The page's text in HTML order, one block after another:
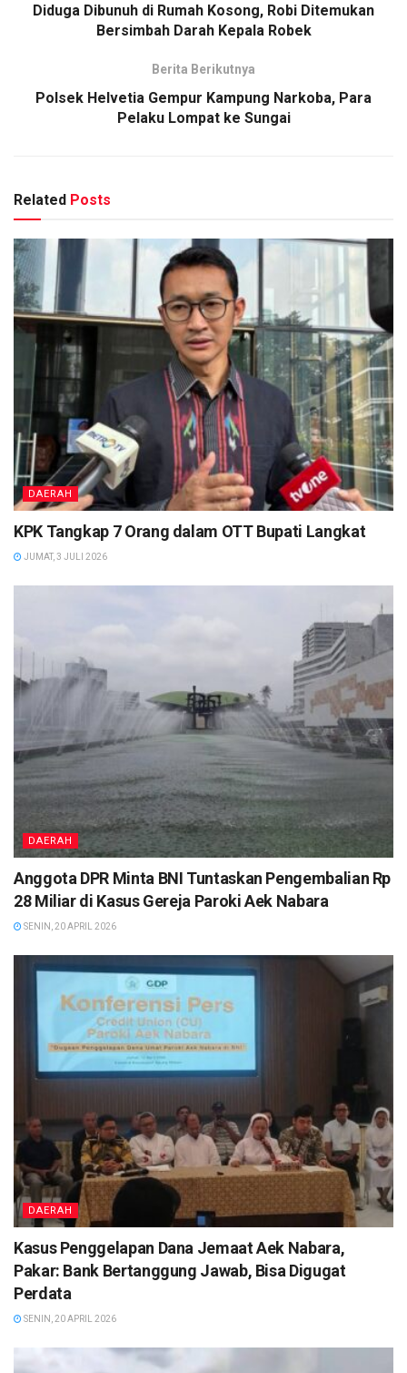
Diduga Dibunuh di Rumah Kosong, Robi Ditemukan
Bersimbah Darah Kepala Robek
Berita Berikutnya
Polsek Helvetia Gempur Kampung Narkoba, Para
Pelaku Lompat ke Sungai
Related Posts
DAERAH
KPK Tangkap 7 Orang dalam OTT Bupati Langkat
JUMAT, 3 JULI 2026
DAERAH
Anggota DPR Minta BNI Tuntaskan Pengembalian Rp
28 Miliar di Kasus Gereja Paroki Aek Nabara
SENIN, 20 APRIL 2026
DAERAH
Kasus Penggelapan Dana Jemaat Aek Nabara,
Pakar: Bank Bertanggung Jawab, Bisa Digugat
Perdata
SENIN, 20 APRIL 2026